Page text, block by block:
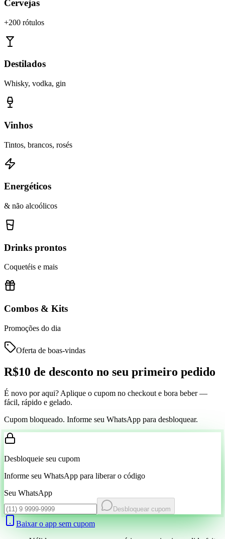
Cervejas
+200 rótulos
Destilados
Whisky, vodka, gin
Vinhos
Tintos, brancos, rosés
Energéticos
& não alcoólicos
Drinks prontos
Coquetéis e mais
Combos & Kits
Promoções do dia
Oferta de boas-vindas
R$10 de desconto no seu primeiro pedido
É novo por aqui? Aplique o cupom no checkout e bora beber —
fácil, rápido e gelado.
Cupom bloqueado. Informe seu WhatsApp para desbloquear.
Desbloqueie seu cupom
Informe seu WhatsApp para liberar o código
Seu WhatsApp
Desbloquear cupom
Baixar o app sem cupom